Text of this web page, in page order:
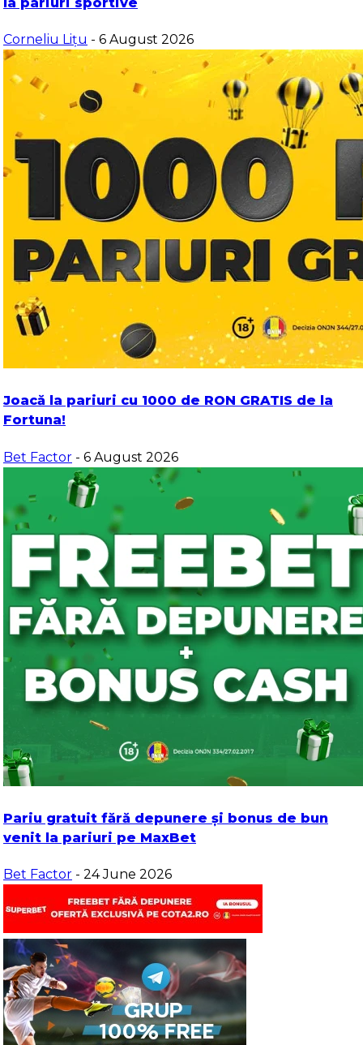
Corneliu Lițu - 6 August 2026
Joacă la pariuri cu 1000 de RON GRATIS de la
Fortuna!
Bet Factor - 6 August 2026
Pariu gratuit fără depunere și bonus de bun
venit la pariuri pe MaxBet
Bet Factor - 24 June 2026